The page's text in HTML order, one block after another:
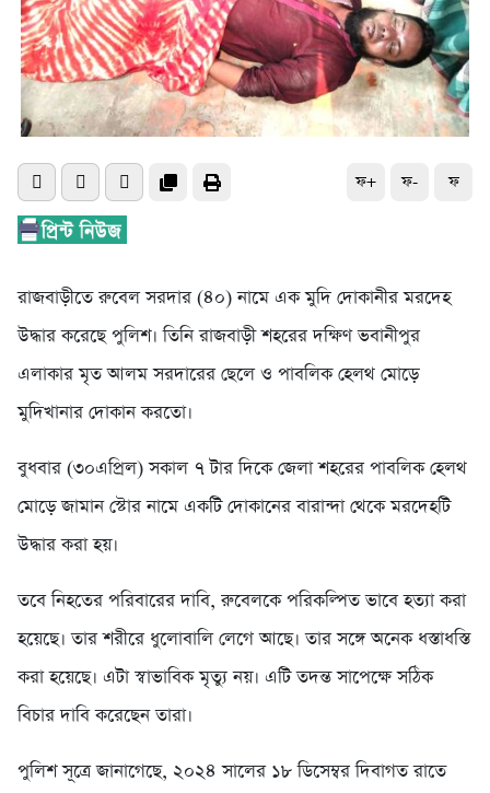
ফ+ ফ- ফ
রাজবাড়ীতে রুবেল সরদার (৪০) নামে এক মুদি দোকানীর মরদেহ
উদ্ধার করেছে পুলিশ। তিনি রাজবাড়ী শহরের দক্ষিণ ভবানীপুর
এলাকার মৃত আলম সরদারের ছেলে ও পাবলিক হেলথ মোড়ে
মুদিখানার দোকান করতো।
বুধবার (৩০এপ্রিল) সকাল ৭ টার দিকে জেলা শহরের পাবলিক হেলথ
মোড়ে জামান স্টোর নামে একটি দোকানের বারান্দা থেকে মরদেহটি
উদ্ধার করা হয়।
তবে নিহতের পরিবারের দাবি, রুবেলকে পরিকল্পিত ভাবে হত্যা করা
হয়েছে। তার শরীরে ধুলোবালি লেগে আছে। তার সঙ্গে অনেক ধস্তাধস্তি
করা হয়েছে। এটা স্বাভাবিক মৃত্যু নয়। এটি তদন্ত সাপেক্ষে সঠিক
বিচার দাবি করেছেন তারা।
পুলিশ সূত্রে জানাগেছে, ২০২৪ সালের ১৮ ডিসেম্বর দিবাগত রাতে